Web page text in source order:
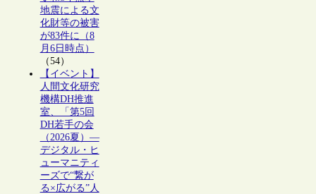
地震による文
化財等の被害
が83件に（8
月6日時点）
（54）
【イベント】
人間文化研究
機構DH推進
室、「第5回
DH若手の会
（2026夏）―
デジタル・ヒ
ューマニティ
ーズで“繋が
る×広がる”人